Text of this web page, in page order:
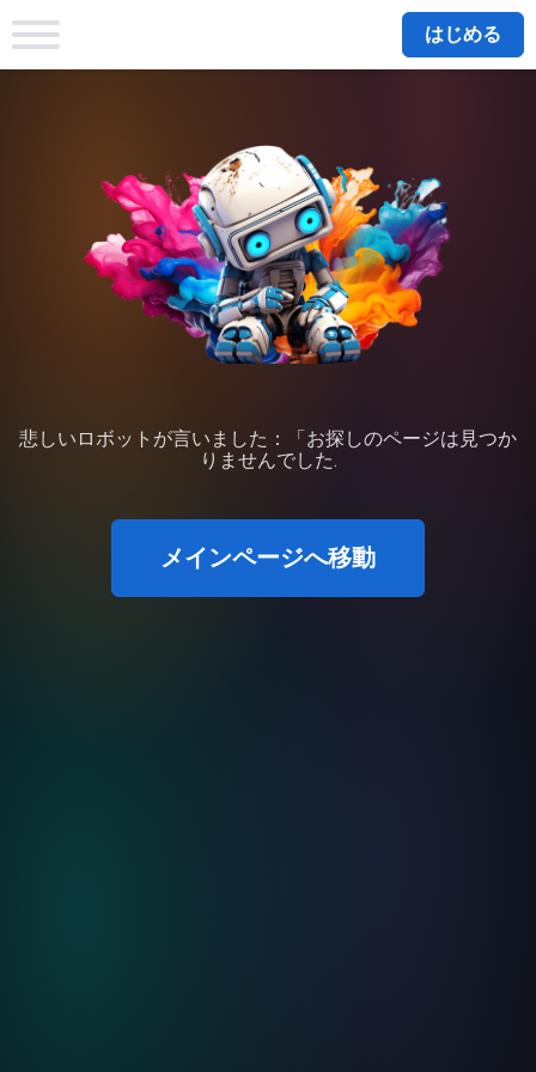
はじめる
悲しいロボットが言いました：「お探しのページは見つか
りませんでした.
メインページへ移動